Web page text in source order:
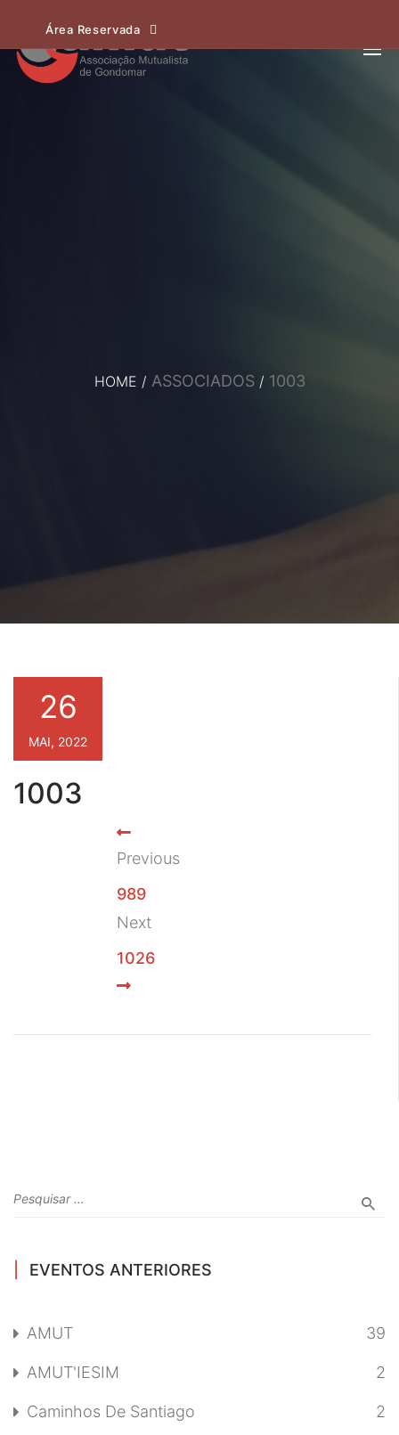
Área Reservada
HOME / ASSOCIADOS / 1003
1003
26
MAI, 2022
Previous
989
Next
1026
EVENTOS ANTERIORES
AMUT 39
AMUT'IESIM 2
Caminhos De Santiago 2